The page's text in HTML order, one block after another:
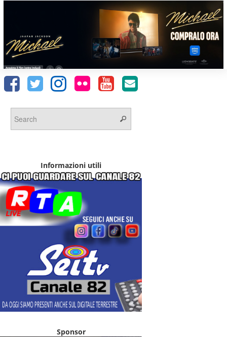
Informazioni utili
Sponsor